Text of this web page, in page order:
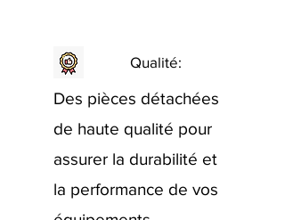
Qualité:
Des pièces détachées
de haute qualité pour
assurer la durabilité et
la performance de vos